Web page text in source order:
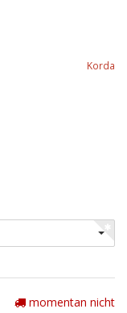
Korda
momentan nicht